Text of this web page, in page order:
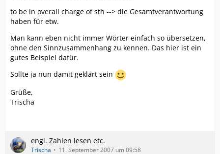
to be in overall charge of sth --> die Gesamtverantwortung
haben für etw.
Man kann eben nicht immer Wörter einfach so übersetzen,
ohne den Sinnzusammenhang zu kennen. Das hier ist ein
gutes Beispiel dafür.
Sollte ja nun damit geklärt sein
Grüße,
Trischa
engl. Zahlen lesen etc.
Trischa 11. September 2007 um 09:58